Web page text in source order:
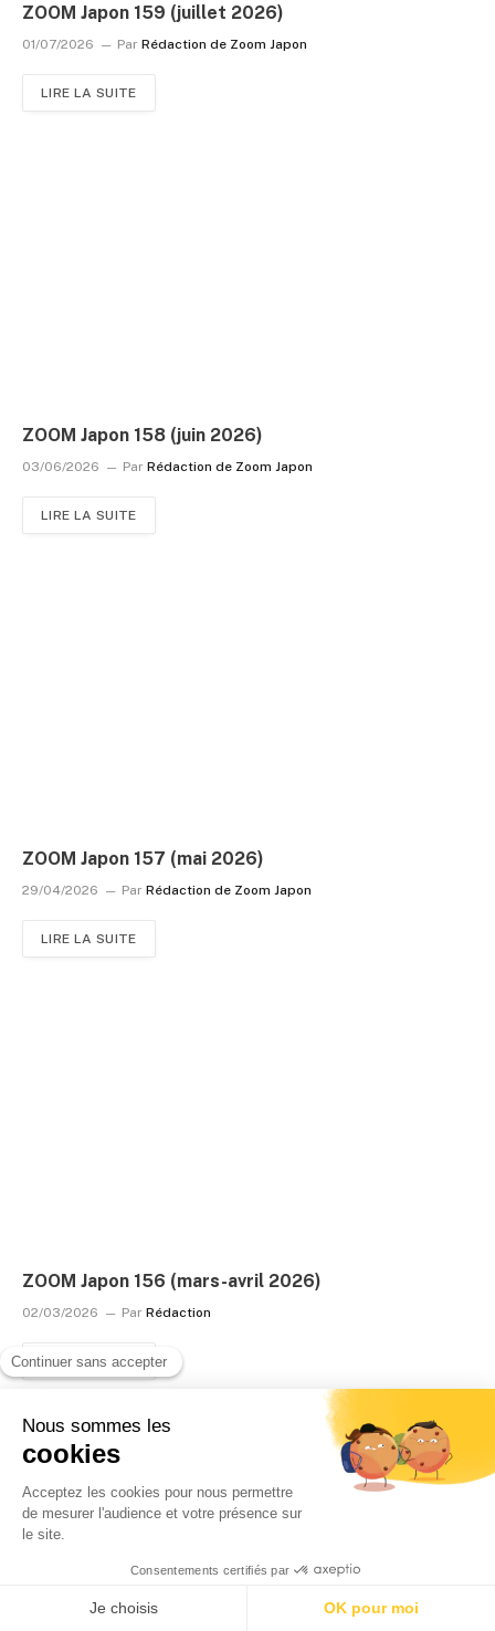
ZOOM Japon 159 (juillet 2026)
01/07/2026 Par Rédaction de Zoom Japon
LIRE LA SUITE
ZOOM Japon 158 (juin 2026)
03/06/2026 Par Rédaction de Zoom Japon
LIRE LA SUITE
ZOOM Japon 157 (mai 2026)
29/04/2026 Par Rédaction de Zoom Japon
LIRE LA SUITE
ZOOM Japon 156 (mars-avril 2026)
02/03/2026 Par Rédaction
LIRE LA SUITE